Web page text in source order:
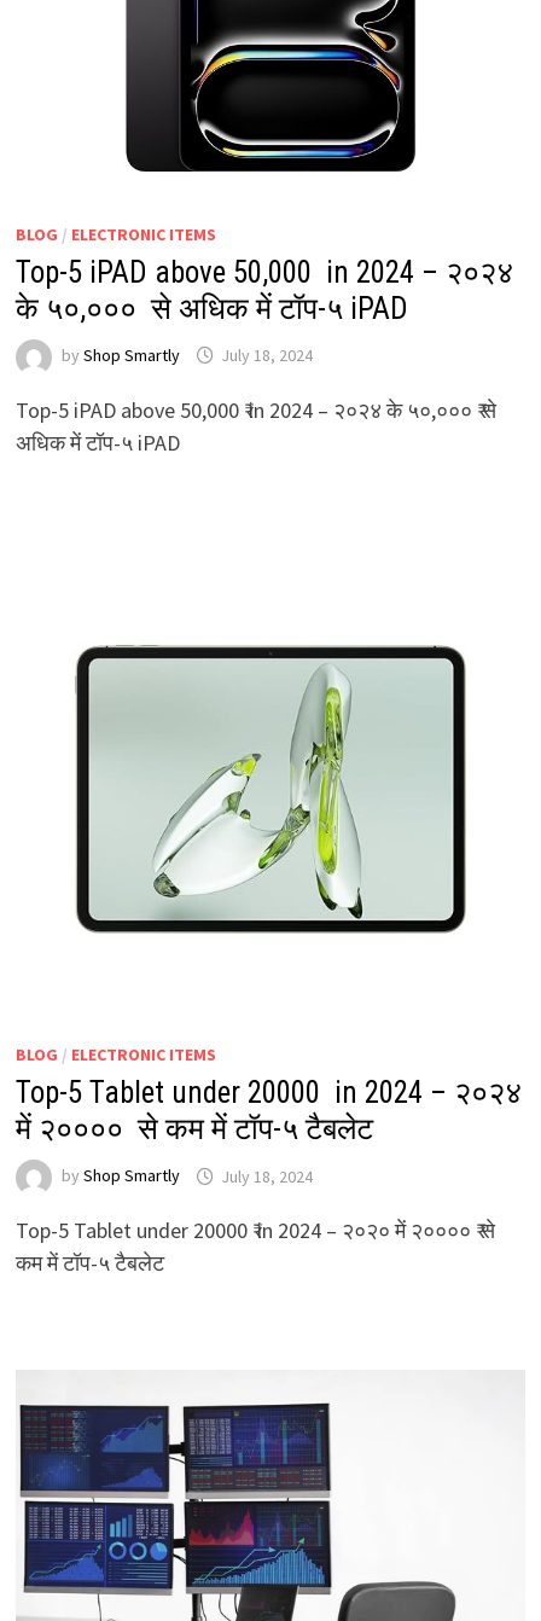
BLOG / ELECTRONIC ITEMS
Top-5 iPAD above 50,000 ₹ in 2024 – २०२४
के ५०,००० ₹ से अधिक में टॉप-५ iPAD
by Shop Smartly July 18, 2024
Top-5 iPAD above 50,000 ₹ in 2024 – २०२४ के ५०,००० ₹ से
अधिक में टॉप-५ iPAD
BLOG / ELECTRONIC ITEMS
Top-5 Tablet under 20000 ₹ in 2024 – २०२४
में २०००० ₹ से कम में टॉप-५ टैबलेट
by Shop Smartly July 18, 2024
Top-5 Tablet under 20000 ₹ in 2024 – २०२० में २०००० ₹ से
कम में टॉप-५ टैबलेट